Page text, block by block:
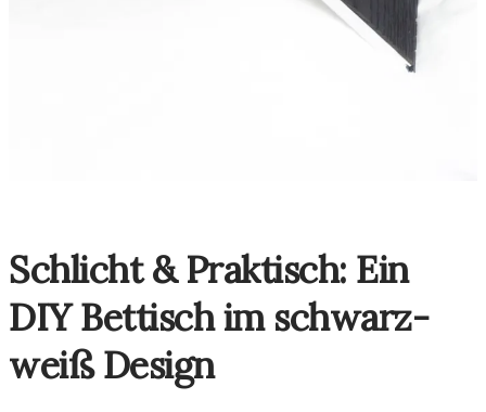
Schlicht & Praktisch: Ein
DIY Bettisch im schwarz-
weiß Design